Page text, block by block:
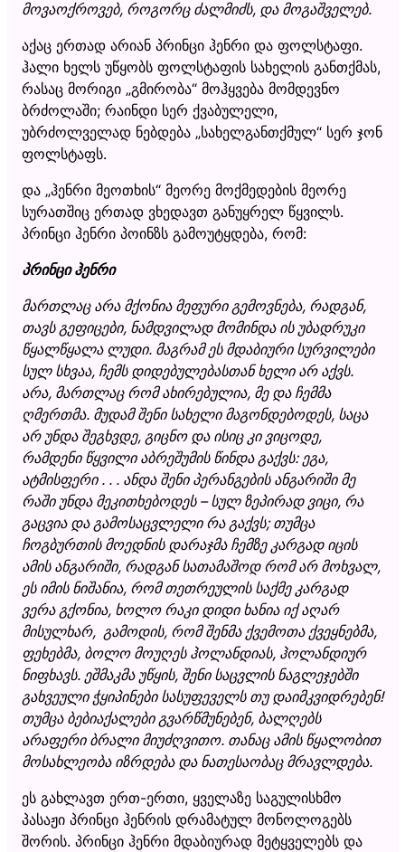
მოვაოქროვებ, როგორც ძალმიძს, და მოგაშველებ.
აქაც ერთად არიან პრინცი ჰენრი და ფოლსტაფი.
ჰალი ხელს უწყობს ფოლსტაფის სახელის განთქმას,
რასაც მორიგი „გმირობა“ მოჰყვება მომდევნო
ბრძოლაში; რაინდი სერ ქვაბულელი,
უბრძოლველად ნებდება „სახელგანთქმულ“ სერ ჯონ
ფოლსტაფს.
და „ჰენრი მეოთხის“ მეორე მოქმედების მეორე
სურათშიც ერთად ვხედავთ განუყრელ წყვილს.
პრინცი ჰენრი პოინზს გამოუტყდება, რომ:
პრინცი ჰენრი
მართლაც არა მქონია მეფური გემოვნება, რადგან,
თავს გეფიცები, ნამდვილად მომინდა ის უბადრუკი
წყალწყალა ლუდი. მაგრამ ეს მდაბიური სურვილები
სულ სხვაა, ჩემს დიდებულებასთან ხელი არ აქვს.
არა, მართლაც რომ ახირებულია, მე და ჩემმა
ღმერთმა. მუდამ შენი სახელი მაგონდებოდეს, საცა
არ უნდა შეგხვდე, გიცნო და ისიც კი ვიცოდე,
რამდენი წყვილი აბრეშუმის წინდა გაქვს: ეგა,
ატმისფერი . . . ანდა შენი პერანგების ანგარიში მე
რაში უნდა მეკითხებოდეს – სულ ზეპირად ვიცი, რა
გაცვია და გამოსაცვლელი რა გაქვს; თუმცა
ჩოგბურთის მოედნის დარაჯმა ჩემზე კარგად იცის
ამის ანგარიში, რადგან სათამაშოდ რომ არ მოხვალ,
ეს იმის ნიშანია, რომ თეთრეულის საქმე კარგად
ვერა გქონია, ხოლო რაკი დიდი ხანია იქ აღარ
მისულხარ, გამოდის, რომ შენმა ქვემოთა ქვეყნებმა,
ფეხებმა, ბოლო მოუღეს ჰოლანდიას, ჰოლანდიურ
ნიფხავს. ეშმაკმა უწყის, შენი საცვლის ნაგლეჯებში
გახვეული ჭყიპინები სასუფეველს თუ დაიმკვიდრებენ!
თუმცა ბებიაქალები გვარწმუნებენ, ბალღებს
არაფერი ბრალი მიუძღვითო. თანაც ამის წყალობით
მოსახლეობა იზრდება და ნათესაობაც მრავლდება.
ეს გახლავთ ერთ-ერთი, ყველაზე საგულისხმო
პასაჟი პრინცი ჰენრის დრამატულ მონოლოგებს
შორის. პრინცი ჰენრი მდაბიურად მეტყველებს და